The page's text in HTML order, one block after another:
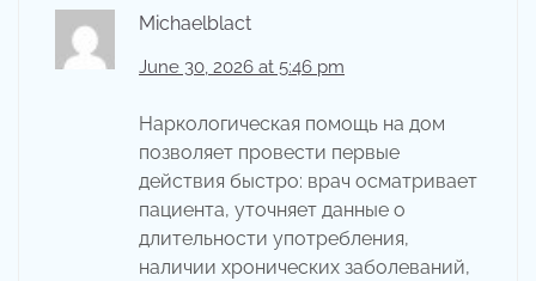
Michaelblact
June 30, 2026 at 5:46 pm
Наркологическая помощь на дом
позволяет провести первые
действия быстро: врач осматривает
пациента, уточняет данные о
длительности употребления,
наличии хронических заболеваний,